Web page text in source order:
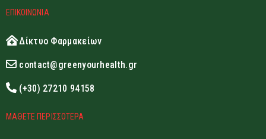
ΕΠΙΚΟΙΝΩΝΙΑ
Δίκτυο Φαρμακείων
contact@greenyourhealth.gr
(+30) 27210 94158
ΜΑΘΕΤΕ ΠΕΡΙΣΣΟΤΕΡΑ